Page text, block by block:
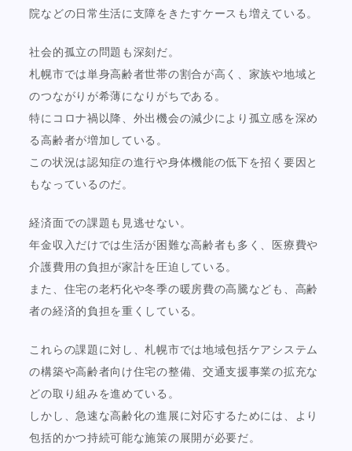
院などの日常生活に支障をきたすケースも増えている。
社会的孤立の問題も深刻だ。
札幌市では単身高齢者世帯の割合が高く、家族や地域と
のつながりが希薄になりがちである。
特にコロナ禍以降、外出機会の減少により孤立感を深め
る高齢者が増加している。
この状況は認知症の進行や身体機能の低下を招く要因と
もなっているのだ。
経済面での課題も見逃せない。
年金収入だけでは生活が困難な高齢者も多く、医療費や
介護費用の負担が家計を圧迫している。
また、住宅の老朽化や冬季の暖房費の高騰なども、高齢
者の経済的負担を重くしている。
これらの課題に対し、札幌市では地域包括ケアシステム
の構築や高齢者向け住宅の整備、交通支援事業の拡充な
どの取り組みを進めている。
しかし、急速な高齢化の進展に対応するためには、より
包括的かつ持続可能な施策の展開が必要だ。